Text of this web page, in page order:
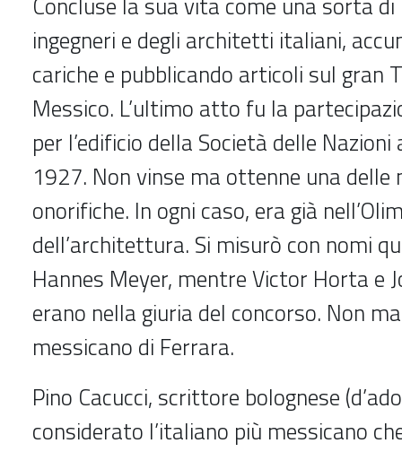
ingegneri e degli architetti italiani,
cariche e pubblicando articoli sul gran
Messico. L’ultimo atto fu la
per l’edificio della Società delle Nazioni
1927. Non vinse ma ottenne una delle
onorifiche. In ogni caso, era già
dell’architettura. Si misurò con nomi
Hannes Meyer, mentre Victor Horta e
erano nella giuria del concorso. Non
messicano di Ferrara.
Pino Cacucci, scrittore bolognese
considerato l’italiano più messicano